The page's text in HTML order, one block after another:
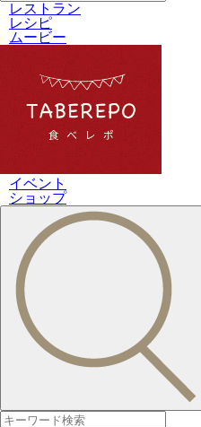
レストラン
レシピ
ムービー
イベント
ショップ